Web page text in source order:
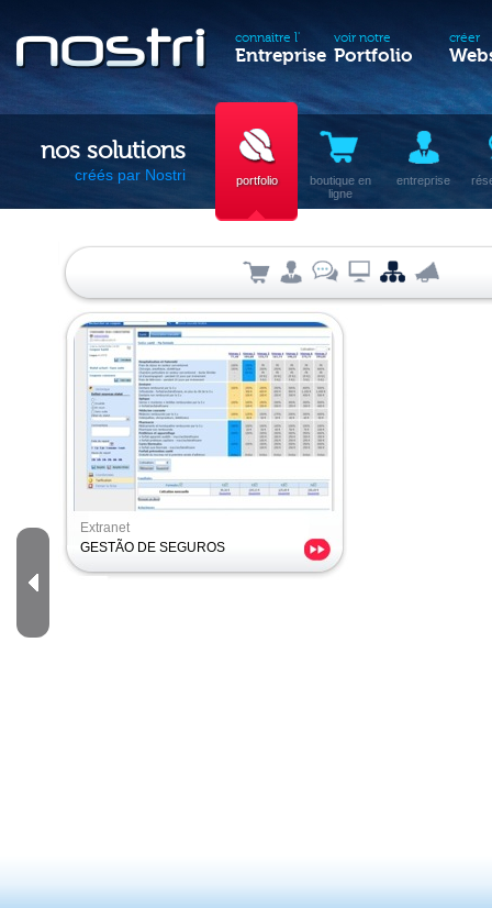
connaitre l'
Entreprise
voir notre
Portfolio
créer
nos solutions
créés par Nostri portfolio
boutique en
ligne
entreprise
Extranet
GESTÃO DE SEGUROS